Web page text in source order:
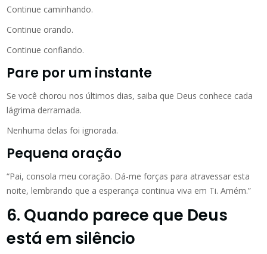
Continue caminhando.
Continue orando.
Continue confiando.
Pare por um instante
Se você chorou nos últimos dias, saiba que Deus conhece cada
lágrima derramada.
Nenhuma delas foi ignorada.
Pequena oração
“Pai, consola meu coração. Dá-me forças para atravessar esta
noite, lembrando que a esperança continua viva em Ti. Amém.”
6. Quando parece que Deus
está em silêncio